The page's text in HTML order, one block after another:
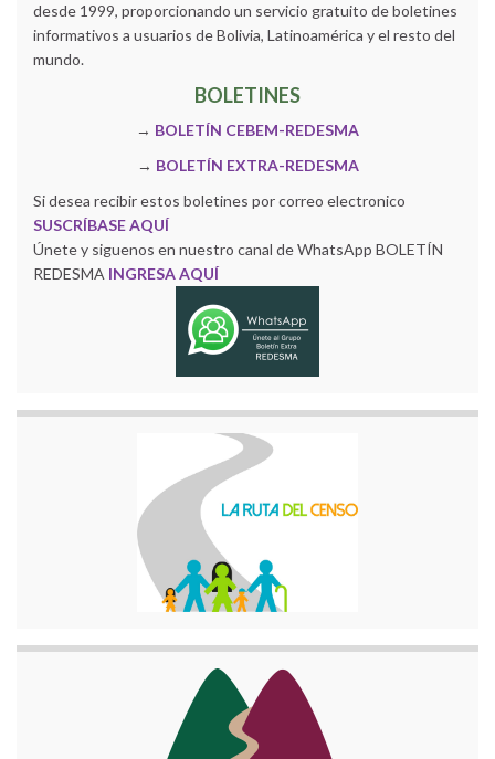
desde 1999, proporcionando un servicio gratuito de boletines
informativos a usuarios de Bolivia, Latinoamérica y el resto del
mundo.
BOLETINES
→ BOLETÍN CEBEM-REDESMA
→ BOLETÍN EXTRA-REDESMA
Si desea recibir estos boletines por correo electronico
SUSCRÍBASE AQUÍ
Únete y siguenos en nuestro canal de WhatsApp BOLETÍN
REDESMA INGRESA AQUÍ